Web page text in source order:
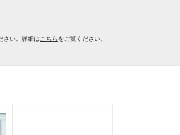
さい。詳細は こちらをご覧ください。